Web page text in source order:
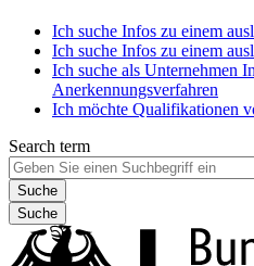
Ich suche Infos zu einem
Ich suche Infos zu einem
Ich suche als Unternehmen
Anerkennungsverfahren
Ich möchte Qualifikationen
Search term
Suche